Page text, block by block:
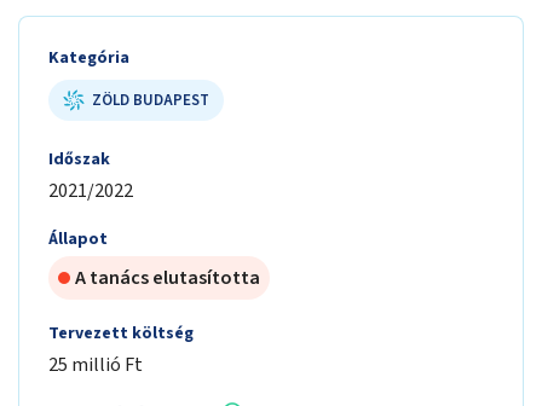
Kategória
ZÖLD BUDAPEST
Időszak
2021/2022
Állapot
A tanács elutasította
Tervezett költség
25 millió Ft